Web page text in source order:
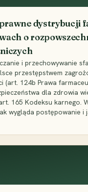
dystrybucji
o
i przechowywanie
przestępstwem
(art. 124b Prawa
dla zdrowia
165 Kodeksu karnego.
wygląda postępowanie